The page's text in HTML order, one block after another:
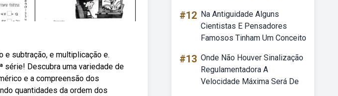
e subtração, e multiplicação e.
série! Descubra uma variedade de
e a compreensão dos
quantidades da ordem dos
#12 Na Antiguidade Alguns
Cientistas E Pensadores
Famosos Tinham Um Conceito
#13 Onde Não Houver Sinalização
Regulamentadora A
Velocidade Máxima Será De